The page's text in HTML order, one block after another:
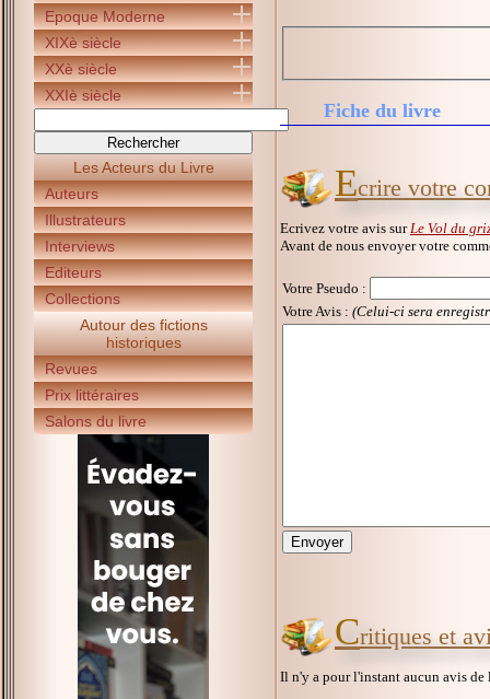
Epoque Moderne
XIXè siècle
XXè siècle
XXIè siècle
Les Acteurs du Livre
Auteurs
Illustrateurs
Interviews
Editeurs
Collections
Autour des fictions
historiques
Revues
Prix littéraires
Salons du livre
Fiche du livre
Ecrire votre
Ecrivez votre avis sur Le Vol du
Avant de nous envoyer votre
Votre Pseudo :
Votre Avis : (Celui-ci sera
Critiques et
Il n'y a pour l'instant aucun avis